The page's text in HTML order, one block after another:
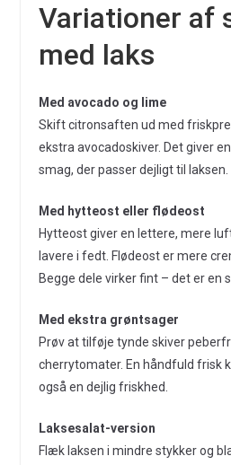
Variationer af
med laks
Med avocado og lime
Skift citronsaften ud med
ekstra avocadoskiver. Det giver
smag, der passer dejligt til laksen.
Med hytteost eller flødeost
Hytteost giver en lettere, mere
lavere i fedt. Flødeost er mere
Begge dele virker fint – det er en
Med ekstra grøntsager
Prøv at tilføje tynde skiver
cherrytomater. En håndfuld frisk
også en dejlig friskhed.
Laksesalat-version
Flæk laksen i mindre stykker og